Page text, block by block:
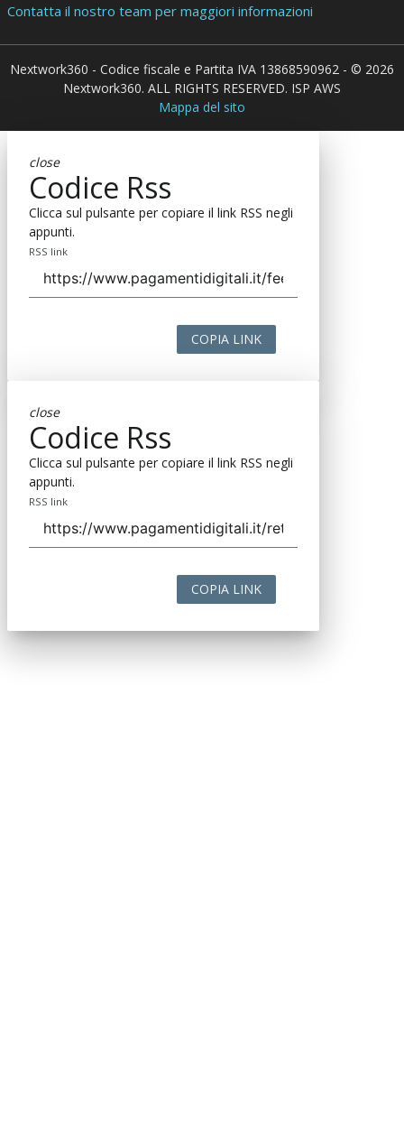
Contatta il nostro team per maggiori informazioni
Nextwork360 - Codice fiscale e Partita IVA 13868590962 - © 2026
Nextwork360. ALL RIGHTS RESERVED. ISP AWS
Mappa del sito
close
Codice Rss
Clicca sul pulsante per copiare il link RSS negli
appunti.
RSS link
COPIA LINK
close
Codice Rss
Clicca sul pulsante per copiare il link RSS negli
appunti.
RSS link
COPIA LINK